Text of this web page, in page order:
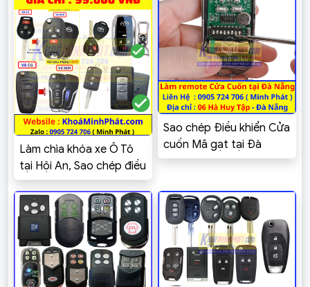
Làm chìa khóa xe Ô Tô
tại Hội An, Sao chép điều
khiển Cửa cuốn
Sao chép Điều khiển Cửa
cuốn Mã gạt tại Đà
Nẵng – Khoá Minh Phát